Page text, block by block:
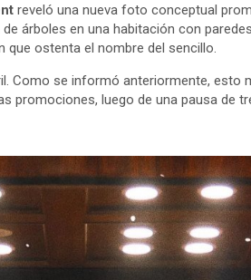
reveló una nueva foto conceptual
de árboles en una habitación con
que ostenta el nombre del sencillo.
Como se informó anteriormente, esto
promociones, luego de una pausa de